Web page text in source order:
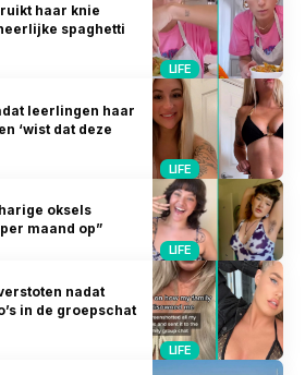
LIFE
haar knie
spaghetti
LIFE
leerlingen haar
‘wist dat deze
LIFE
oksels
maand op”
LIFE
nadat
in de groepschat